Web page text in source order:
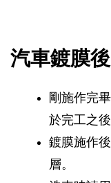
汽車鍍膜
剛施作完
於完工之
鍍膜施作
層。